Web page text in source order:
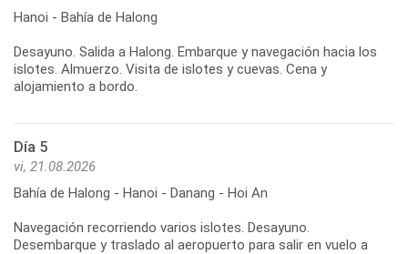
Hanoi - Bahía de Halong
Desayuno. Salida a Halong. Embarque y navegación hacia los
islotes. Almuerzo. Visita de islotes y cuevas. Cena y
Día 5
vi, 21.08.2026
Bahía de Halong - Hanoi - Danang - Hoi An
Navegación recorriendo varios islotes. Desayuno.
Desembarque y traslado al aeropuerto para salir en vuelo a